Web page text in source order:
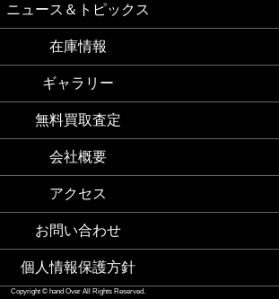
ニュース＆トピックス
在庫情報
ギャラリー
無料買取査定
会社概要
アクセス
お問い合わせ
個人情報保護方針
Copyright © hand Over All Rights Reserved.